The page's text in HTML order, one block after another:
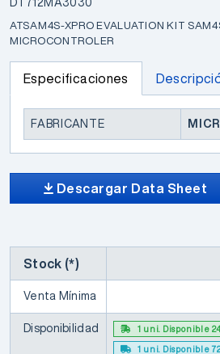
ATSAM4S-XPRO EVALUATION KIT
MICROCONTROLER
Especificaciones
FABRICANTE
Descargar Data Sheet
Stock (*)
Venta Mínima
Disponibilidad 1 uni. Disponible
1 uni. Disponible